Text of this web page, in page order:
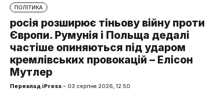
ПОЛІТИКА
росія розширює тіньову війну проти
Європи. Румунія і Польща дедалі
частіше опиняються під ударом
кремлівських провокацій – Елісон
Мутлер
Переклад iPress – 03 серпня 2026, 12:50